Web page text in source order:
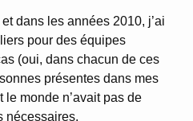
dans les années 2010, j’ai
pour des équipes
(oui, dans chacun de ces
présentes dans mes
monde n’avait pas de
nécessaires.